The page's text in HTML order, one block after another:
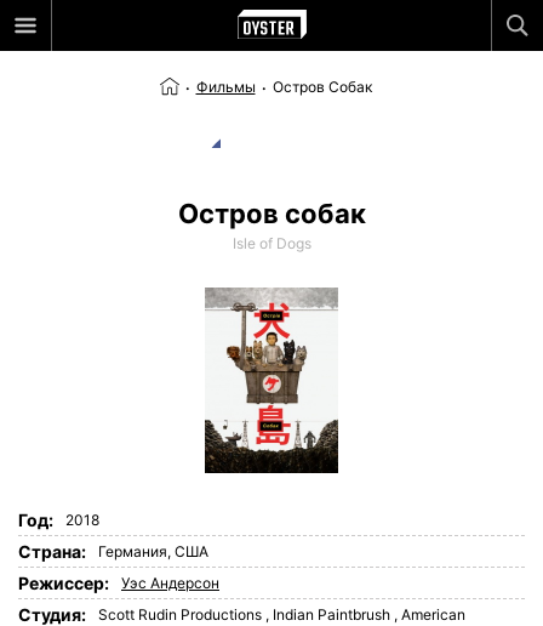
Фильмы Остров Собак
Остров собак
Isle of Dogs
Год: 2018
Страна: Германия, США
Режиссер: Уэс Андерсон
Студия: Scott Rudin Productions , Indian Paintbrush , American